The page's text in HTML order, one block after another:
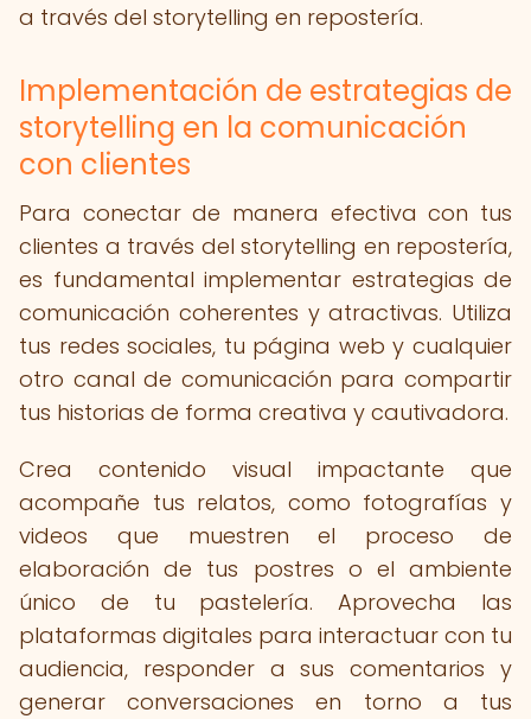
a través del storytelling en repostería.
Implementación de estrategias de
storytelling en la comunicación
con clientes
Para conectar de manera efectiva con tus
clientes a través del storytelling en repostería,
es fundamental implementar estrategias de
comunicación coherentes y atractivas. Utiliza
tus redes sociales, tu página web y cualquier
otro canal de comunicación para compartir
tus historias de forma creativa y cautivadora.
Crea contenido visual impactante que
acompañe tus relatos, como fotografías y
videos que muestren el proceso de
elaboración de tus postres o el ambiente
único de tu pastelería. Aprovecha las
plataformas digitales para interactuar con tu
audiencia, responder a sus comentarios y
generar conversaciones en torno a tus